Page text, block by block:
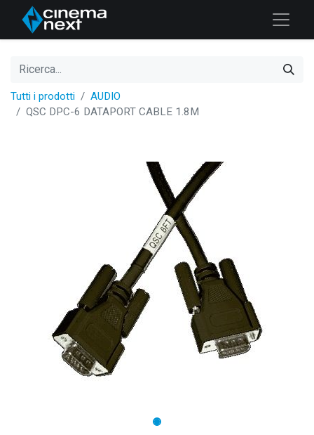
Tutti i prodotti
AUDIO
QSC DPC-6 DATAPORT CABLE 1.8M